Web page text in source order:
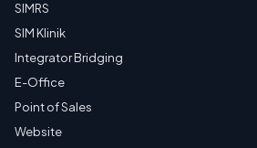
SIMRS
SIM Klinik
Integrator Bridging
E-Office
Point of Sales
Website